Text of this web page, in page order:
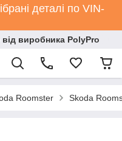
деталі по VIN-
виробника PolyPro
Roomster Skoda